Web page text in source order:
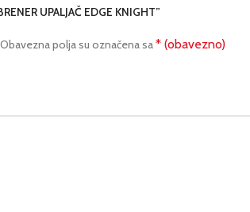
UPALJAČ EDGE KNIGHT”
Obavezna polja su označena sa* (obavezno)